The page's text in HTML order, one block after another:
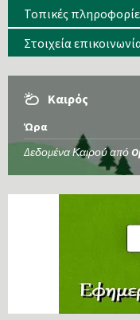
Τοπικές
Στοιχεία
Καιρός
Ώρα
Δεδομένα Καιρού από